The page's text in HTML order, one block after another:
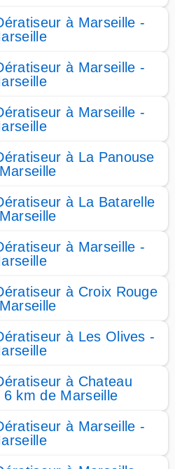
à Marseille -
à Marseille -
à Marseille -
à La Panouse
à La Batarelle
à Marseille -
à Croix Rouge
à Les Olives -
à Chateau
km de Marseille
à Marseille -